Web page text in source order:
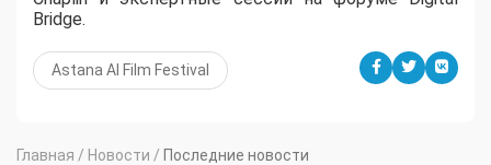
Bridge.
Astana AI Film Festival
Главная / Новости / Последние новости